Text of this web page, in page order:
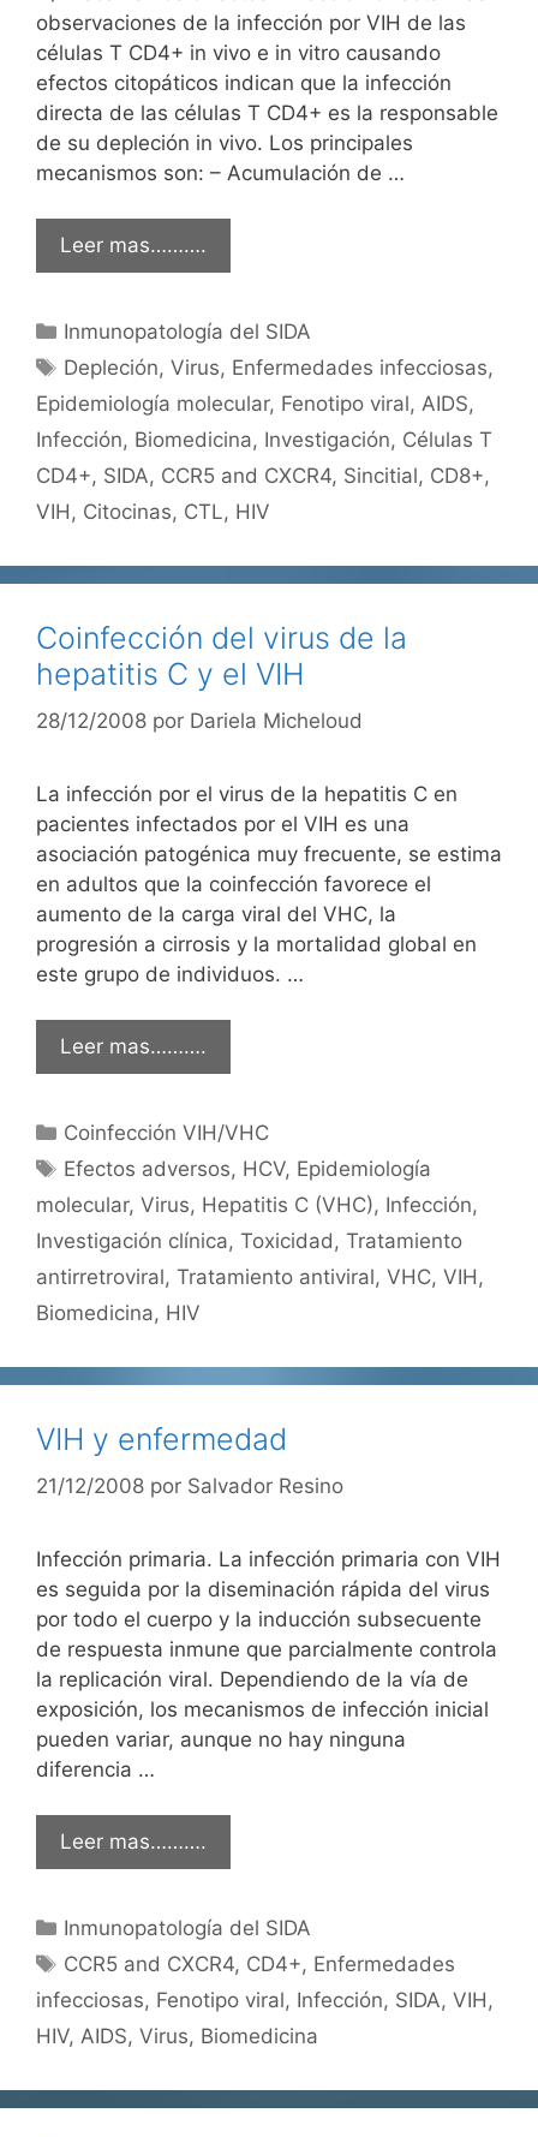
observaciones de la infección por VIH de las
células T CD4+ in vivo e in vitro causando
efectos citopáticos indican que la infección
directa de las células T CD4+ es la responsable
de su depleción in vivo. Los principales
mecanismos son: – Acumulación de …
Leer mas……….
Categorías
Inmunopatología del SIDA
Etiquetas
Depleción,Virus, Enfermedades infecciosas,
Epidemiología molecular, Fenotipo viral, AIDS,
Infección, Biomedicina, Investigación, Células T
CD4+, SIDA, CCR5 and CXCR4, Sincitial, CD8+,
VIH, Citocinas, CTL, HIV
Coinfección del virus de la
hepatitis C y el VIH
28/12/2008 por Dariela Micheloud
La infección por el virus de la hepatitis C en
pacientes infectados por el VIH es una
asociación patogénica muy frecuente, se estima
en adultos que la coinfección favorece el
aumento de la carga viral del VHC, la
progresión a cirrosis y la mortalidad global en
este grupo de individuos. …
Leer mas……….
Categorías
Coinfección VIH/VHC
Etiquetas
Efectos adversos, HCV, Epidemiología
molecular, Virus, Hepatitis C (VHC), Infección,
Investigación clínica, Toxicidad, Tratamiento
antirretroviral, Tratamiento antiviral, VHC, VIH,
Biomedicina, HIV
VIH y enfermedad
21/12/2008 por Salvador Resino
Infección primaria. La infección primaria con VIH
es seguida por la diseminación rápida del virus
por todo el cuerpo y la inducción subsecuente
de respuesta inmune que parcialmente controla
la replicación viral. Dependiendo de la vía de
exposición, los mecanismos de infección inicial
pueden variar, aunque no hay ninguna
diferencia …
Leer mas……….
Categorías
Inmunopatología del SIDA
Etiquetas
CCR5 and CXCR4, CD4+, Enfermedades
infecciosas, Fenotipo viral, Infección, SIDA, VIH,
HIV, AIDS, Virus, Biomedicina